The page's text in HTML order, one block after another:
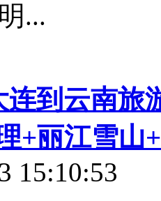
...
连到云南旅
+丽江雪山
15:10:53